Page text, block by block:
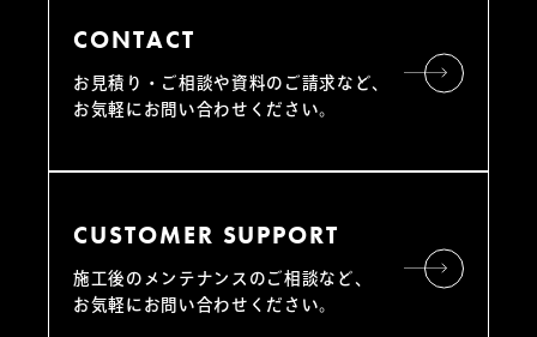
CONTACT
お見積り・ご相談や資料のご請求など、
お気軽にお問い合わせください。
CUSTOMER SUPPORT
施工後のメンテナンスのご相談など、
お気軽にお問い合わせください。